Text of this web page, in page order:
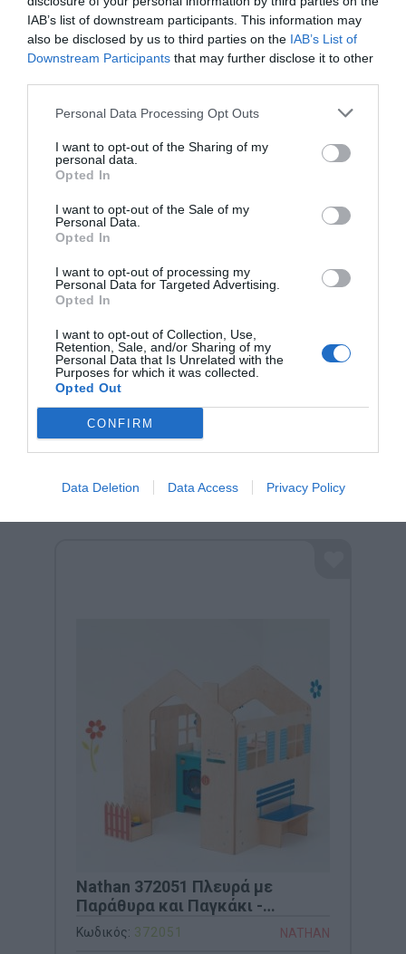
IAB’s list of downstream participants. This information may
also be disclosed by us to third parties on the IAB’s List of
Downstream Participants that may further disclose it to other
Personal Data Processing Opt Outs
I want to opt-out of the Sharing of my
personal data.
Opted In
I want to opt-out of the Sale of my
Personal Data.
Opted In
I want to opt-out of processing my
Personal Data for Targeted Advertising.
Opted In
I want to opt-out of Collection, Use,
Retention, Sale, and/or Sharing of my
Personal Data that Is Unrelated with the
Purposes for which it was collected.
Opted Out
CONFIRM
Data Deletion Data Access Privacy Policy
όπως νηπιαγωγεία και παιδότοπους.
Η ασφάλεια των παιδιών αποτελεί αδιαπραγμάτευτη
προτεραιότητα για τη Raffetto. Όλα τα προϊόντα
κατασκευάζονται σύμφωνα με τα αυστηρά
απολύτως ασφαλή, μη τοξικά και φιλικά προς το
. Η απλότητα στον σχεδιασμό τους δεν
είναι τυχαία· τα μικροέπιπλα και τα παιχνίδια Raffetto
είναι μελετημένα για να ενθαρρύνουν τα παιδιά να
αναπτύξουν τη φαντασία τους και να
λειτουργώντας σε ένα απόλυτα αρμονικό και ασφαλές
Με έμφαση στη στιβαρή κατασκευή και τη
επαγγελματικές λύσεις εξοπλισμού που αντέχουν
στον χρόνο, προσφέροντας μια αίσθηση ποιότητας και
φυσικής αισθητικής σε κάθε εκπαιδευτική γωνιά.
Σχετικά προϊόντα
Nathan 372051 Πλευρά με
Παράθυρα και Παγκάκι -
100x21,5x88cm
Κωδικός: 372051 NATHAN